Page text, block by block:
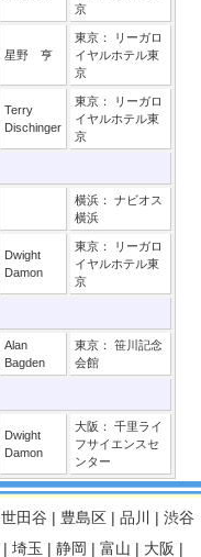
京
星野 亨
東京： リーガロ
イヤルホテル東
京
Terry
Dischinger
東京： リーガロ
イヤルホテル東
京
横浜： ナビオス
横浜
Dwight
Damon
東京： リーガロ
イヤルホテル東
京
Alan
Bagden
東京： 笹川記念
会館
Dwight
Damon
大阪： 千里ライ
フサイエンスセ
ンター
世田谷 豊島区 品川
渋谷
埼玉 静岡 富山 大阪